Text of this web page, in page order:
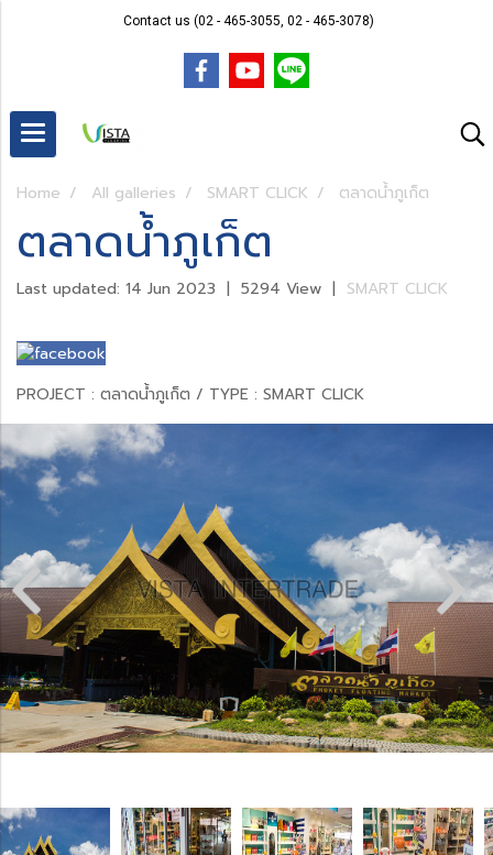
Contact us (02 - 465-3055, 02 - 465-3078)
Home All galleries SMART CLICK ตลาดน้ำภูเก็ต
ตลาดน้ำภูเก็ต
Last updated: 14 Jun 2023 | 5294 View | SMART CLICK
PROJECT : ตลาดน้ำภูเก็ต / TYPE : SMART CLICK